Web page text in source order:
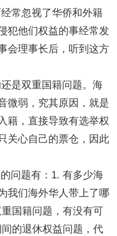
常忽视了华侨和外籍
犯他们权益的事经常发
会理事长后，听到这方
是双重国籍问题。海
微弱，究其原因，就是
籍，直接导致有选举权
关心自己的票仓，因此
问题有：1. 有多少海
我们海外华人带上了哪
国籍问题，有没有可
的退休权益问题，代